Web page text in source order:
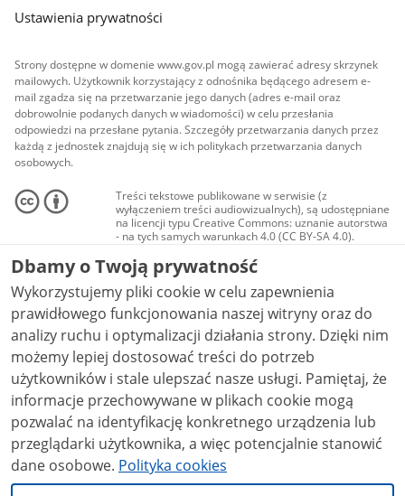
Ustawienia prywatności
Strony dostępne w domenie www.gov.pl mogą zawierać adresy skrzynek
mailowych. Użytkownik korzystający z odnośnika będącego adresem e-
mail zgadza się na przetwarzanie jego danych (adres e-mail oraz
dobrowolnie podanych danych w wiadomości) w celu przesłania
odpowiedzi na przesłane pytania. Szczegóły przetwarzania danych przez
każdą z jednostek znajdują się w ich politykach przetwarzania danych
osobowych.
Treści tekstowe publikowane w serwisie (z
wyłączeniem treści audiowizualnych), są udostępniane
na licencji typu Creative Commons: uznanie autorstwa
- na tych samych warunkach 4.0 (CC BY-SA 4.0).
Materiały audiowizualne, w tym zdjęcia, materiały
audio i wideo, są udostępniane na licencji typu
Creative Commons: uznanie autorstwa użycie
niekomercyjne - bez utworów zależnych 4.0 (CC BY-
NC-ND 4.0), o ile nie jest to stwierdzone inaczej.
Dbamy o Twoją prywatność
Wykorzystujemy pliki cookie w celu zapewnienia
prawidłowego funkcjonowania naszej witryny oraz do
analizy ruchu i optymalizacji działania strony. Dzięki nim
możemy lepiej dostosować treści do potrzeb
użytkowników i stale ulepszać nasze usługi. Pamiętaj, że
informacje przechowywane w plikach cookie mogą
pozwalać na identyfikację konkretnego urządzenia lub
przeglądarki użytkownika, a więc potencjalnie stanowić
dane osobowe. Polityka cookies